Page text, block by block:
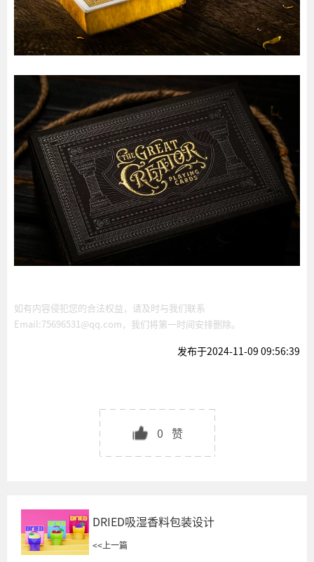
如有内容侵犯您的合法权益，请及时与我们联系
Email:75696531@qq.com，我们将第一时间安排删除。
发布于2024-11-09 09:56:39
0 赞
DRIED吸湿香料包装设计
<< 上一篇